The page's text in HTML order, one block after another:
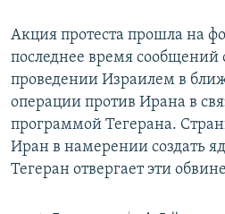
Акция протеста прошла на
последнее время
проведении Израилем в
операции против Ирана в
программой Тегерана.
Иран в намерении создать
Тегеран отвергает эти